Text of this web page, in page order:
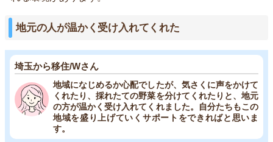
地元の人が温かく受け入れてくれた
埼玉から移住/Wさん
地域になじめるか心配でしたが、気さくに声をかけて
くれたり、採れたての野菜を分けてくれたりと、地元
の方が温かく受け入れてくれました。自分たちもこの
地域を盛り上げていくサポートをできればと思いま
す。